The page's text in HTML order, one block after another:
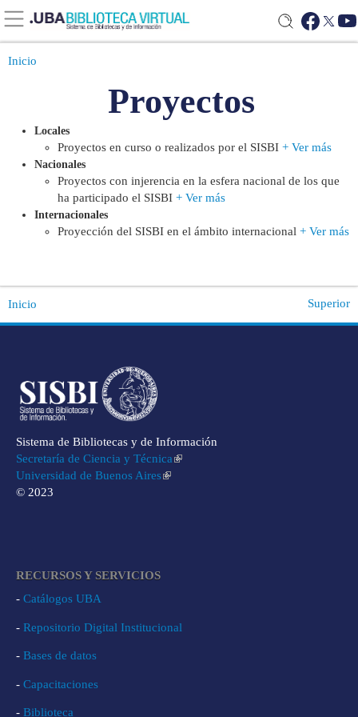
Inicio
Proyectos
Locales
Proyectos en curso o realizados por el SISBI + Ver más
Nacionales
Proyectos con injerencia en la esfera nacional de los que
ha participado el SISBI + Ver más
Internacionales
Proyección del SISBI en el ámbito internacional + Ver más
Inicio Superior
Sistema de Bibliotecas y de Información
Secretaría de Ciencia y Técnica
Universidad de Buenos Aires
© 2023
RECURSOS Y SERVICIOS
- Catálogos UBA
- Repositorio Digital Institucional
- Bases de datos
- Capacitaciones
- Biblioteca